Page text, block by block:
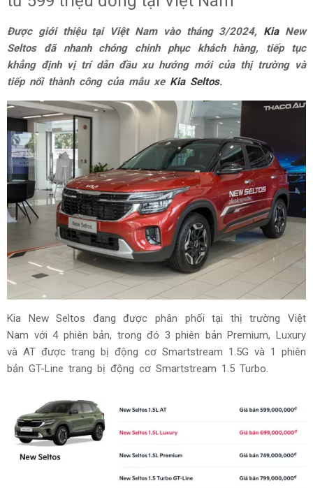
Được giới thiệu tại Việt Nam vào tháng 3/2024, KiaNew
Seltos đã nhanh chóng chinh phục khách hàng, tiếp tục
khẳng định vị trí dẫn đầu xu hướng mới của thị trường và
tiếp nối thành công của mẫu xe Kia Seltos.
Kia New Seltos đang được phân phối tại thị trường Việt
Nam với 4 phiên bản, trong đó 3 phiên bản Premium, Luxury
và AT được trang bị động cơ Smartstream 1.5G và 1 phiên
bản GT-Line trang bị động cơ Smartstream 1.5 Turbo.